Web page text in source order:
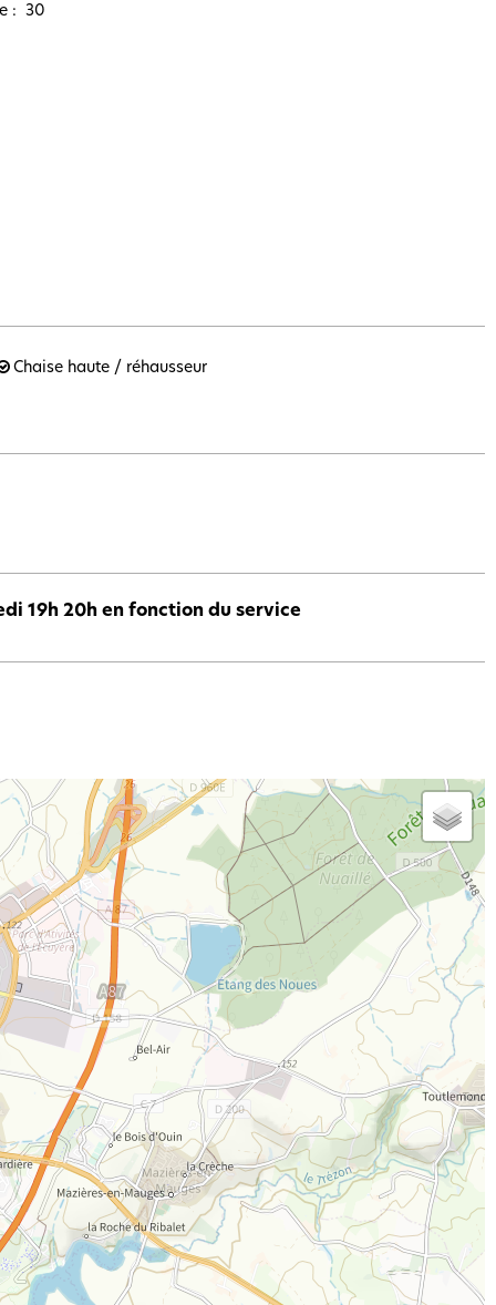
30
Chaise haute / réhausseur
19h 20h en fonction du service